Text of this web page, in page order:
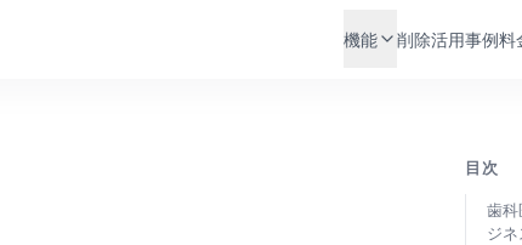
機能 削除活用事例料
目次
歯
ジ